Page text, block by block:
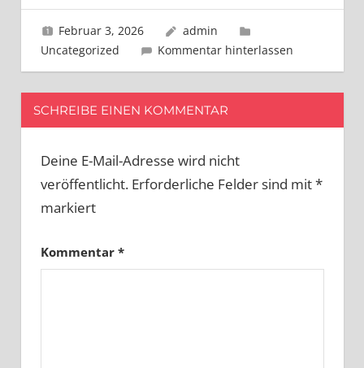
Februar 3, 2026
admin
Uncategorized
Kommentar hinterlassen
SCHREIBE EINEN KOMMENTAR
Deine E-Mail-Adresse wird nicht
veröffentlicht. Erforderliche Felder sind mit*
markiert
Kommentar *